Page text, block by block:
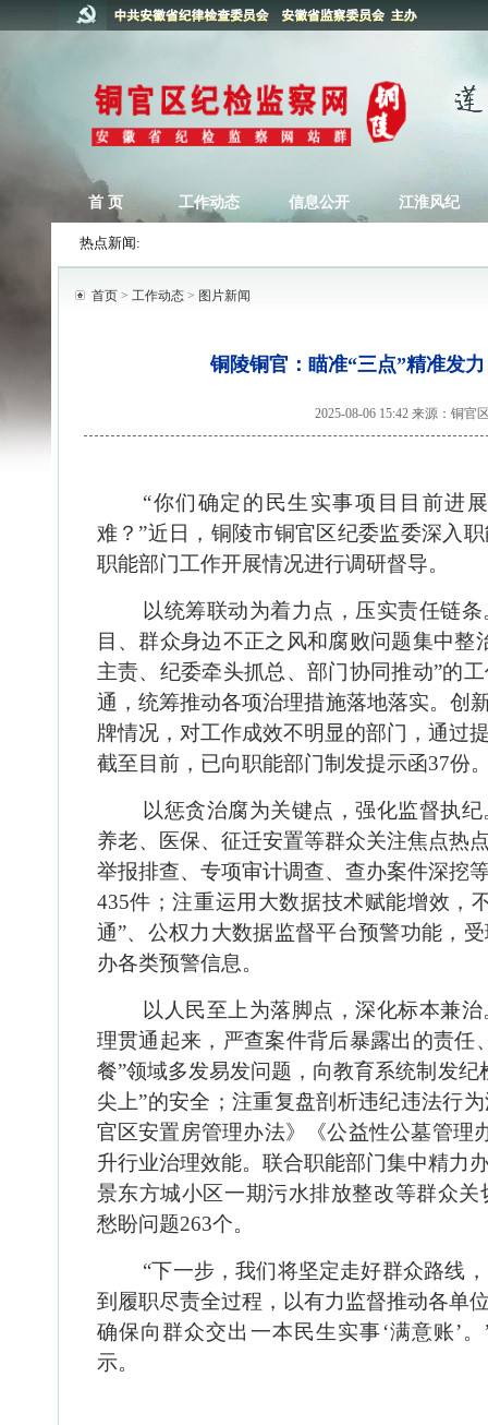
首 页 工作动态 信息公开 江淮风纪
热点新闻:
首页 > 工作动态 > 图片新闻
铜陵铜官：瞄准“三点”精准发
2025-08-06 15:42 来源：铜
“你们确定的民生实事项目目前进
难？”近日，铜陵市铜官区纪委监委深入
职能部门工作开展情况进行调研督导。
以统筹联动为着力点，压实责任链
目、群众身边不正之风和腐败问题集中整
主责、纪委牵头抓总、部门协同推动”的
通，统筹推动各项治理措施落地落实。创
牌情况，对工作成效不明显的部门，通过
截至目前，已向职能部门制发提示函37份
以惩贪治腐为关键点，强化监督执
养老、医保、征迁安置等群众关注焦点热
举报排查、专项审计调查、查办案件深挖
435件；注重运用大数据技术赋能增效，
通”、公权力大数据监督平台预警功能，
办各类预警信息。
以人民至上为落脚点，深化标本兼
理贯通起来，严查案件背后暴露出的责任
餐”领域多发易发问题，向教育系统制发
尖上”的安全；注重复盘剖析违纪违法行
官区安置房管理办法》《公益性公墓管理
升行业治理效能。联合职能部门集中精力
景东方城小区一期污水排放整改等群众
愁盼问题263个。
“下一步，我们将坚定走好群众路线
到履职尽责全过程，以有力监督推动各单
确保向群众交出一本民生实事‘满意账’
示。